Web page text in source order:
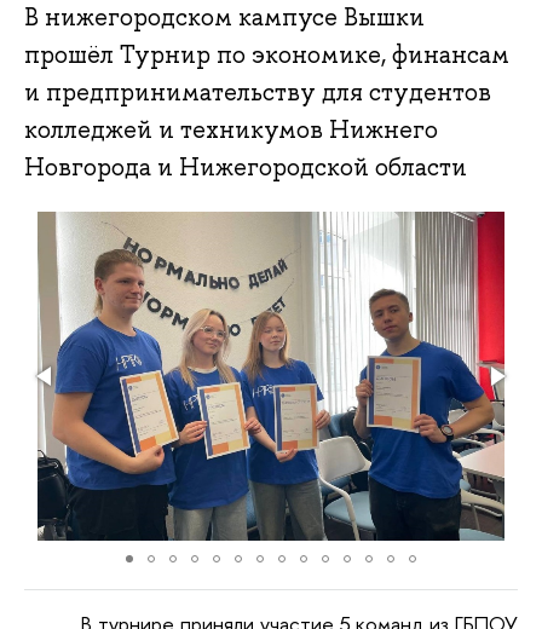
В нижегородском кампусе Вышки
прошёл Турнир по экономике, финансам
и предпринимательству для студентов
колледжей и техникумов Нижнего
Новгорода и Нижегородской области
В турнире приняли участие 5 команд из ГБПОУ